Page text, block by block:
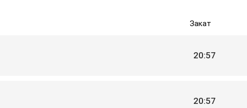
Закат
20:57
20:57